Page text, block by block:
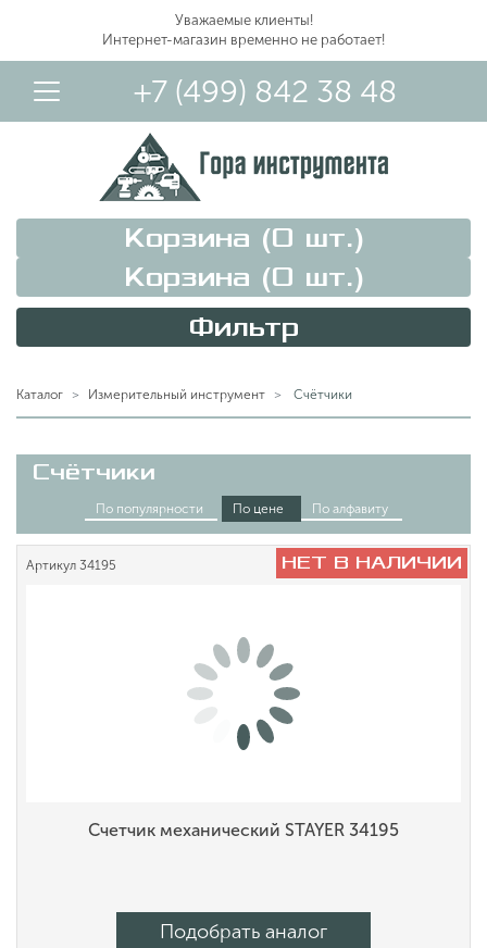
Уважаемые клиенты!
Интернет-магазин временно не работает!
+7 (499) 842 38 48
Вход в Личный Кабинет
Корзина (0 шт.)
Корзина (0 шт.)
Фильтр
Каталог Измерительный инструмент Счётчики
Счётчики
По популярности По цене По алфавиту
НЕТ В НАЛИЧИИ
Артикул 34195
Счетчик механический STAYER 34195
Подобрать аналог